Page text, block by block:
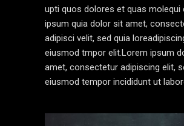
upti quos dolores et quas molequi
ipsum quia dolor sit amet,
adipisci velit, sed quia
eiusmod tmpor elit.Lorem ipsum
amet, consectetur adipiscing elit,
eiusmod tempor incididunt ut